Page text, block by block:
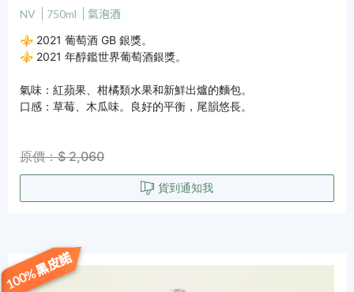
NV 750ml
氣泡酒
⚜ 2021 葡萄酒 GB 銀獎。
⚜ 2021 年醇鑑世界葡萄酒銀獎。
氣味：紅蘋果、柑橘類水果和新鮮出爐的麵包。
口感：草莓、木瓜味。良好的平衡，尾韻悠長。
原價：$ 2,060
貨到通知我
100%黑皮諾